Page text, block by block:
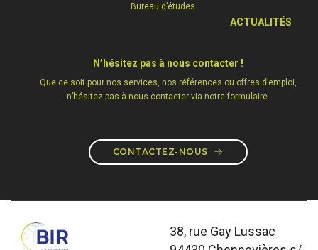
Bureau d’études
ACTUALITÉS
N’hésitez pas à nous contacter !
Que ce soit pour nos services, nos références ou offres d’emploi,
n’hésitez pas à nous contacter via notre formulaire.
CONTACTEZ-NOUS
38, rue Gay Lussac